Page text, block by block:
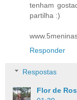
tenham
partilha :)
Responder
Respostas
Flor de